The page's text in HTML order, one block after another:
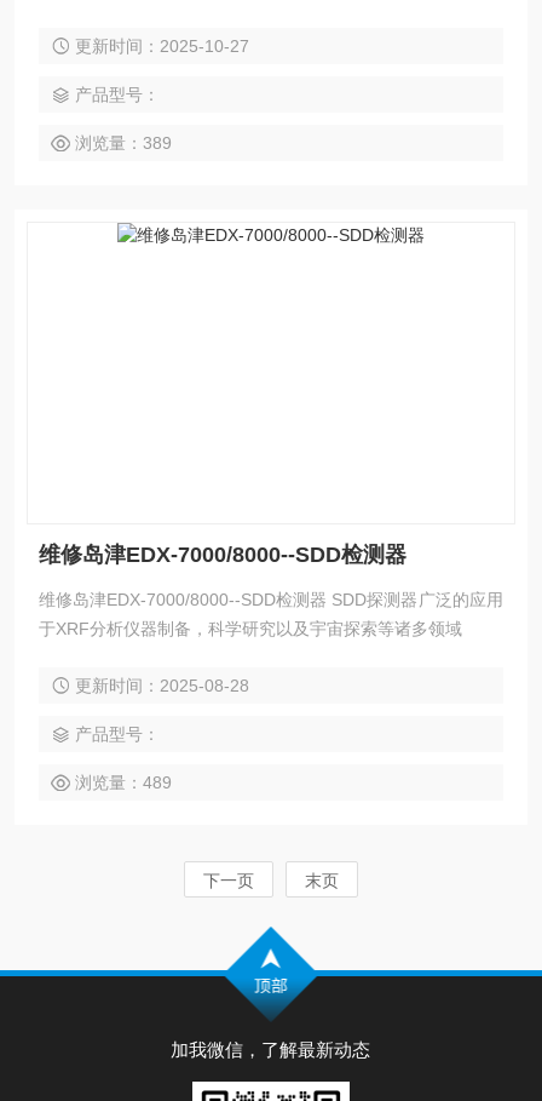
性能更好的硅漂移探测器。
更新时间：2025-10-27
产品型号：
浏览量：389
维修岛津EDX-7000/8000--SDD检测器
维修岛津EDX-7000/8000--SDD检测器 SDD探测器广泛的应用
于XRF分析仪器制备，科学研究以及宇宙探索等诸多领域
更新时间：2025-08-28
产品型号：
浏览量：489
下一页 末页
加我微信，了解最新动态